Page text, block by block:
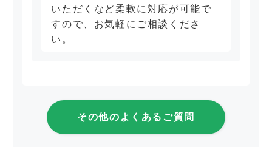
いただくなど柔軟に対応が可能で
すので、お気軽にご相談くださ
い。
その他のよくあるご質問